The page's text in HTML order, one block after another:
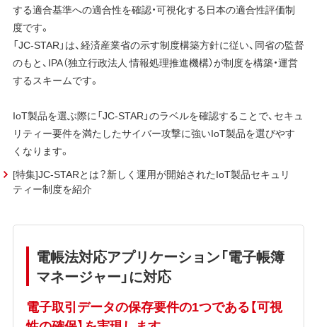
する適合基準への適合性を確認・可視化する日本の適合性評価制
度です。
「JC-STAR」は、経済産業省の示す制度構築方針に従い、同省の監督
のもと、IPA（独立行政法人 情報処理推進機構）が制度を構築・運営
するスキームです。
IoT製品を選ぶ際に「JC-STAR」のラベルを確認することで、セキュ
リティー要件を満たしたサイバー攻撃に強いIoT製品を選びやす
くなります。
[特集]JC-STARとは？新しく運用が開始されたIoT製品セキュリ
ティー制度を紹介
電帳法対応アプリケーション「電子帳簿
マネージャー」に対応
電子取引データの保存要件の1つである【可視